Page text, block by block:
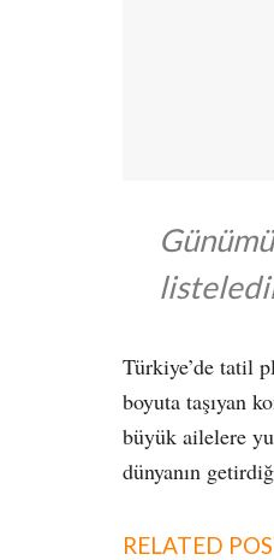
Türkiye’de tatil
boyuta taşıyan
büyük ailelere
dünyanın
RELATED